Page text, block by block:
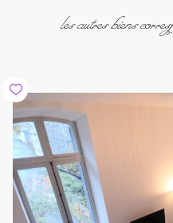
les autres biens